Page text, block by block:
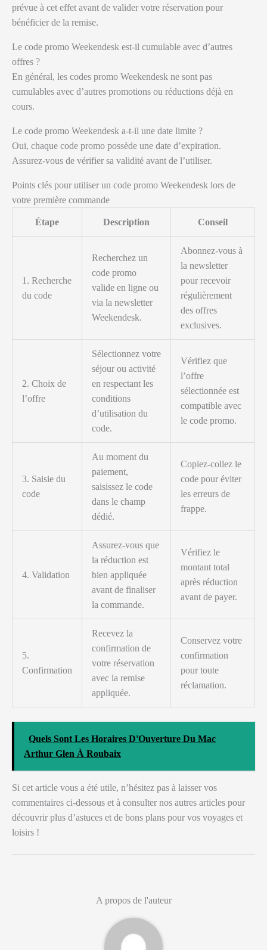
prévue à cet effet avant de valider votre réservation pour
bénéficier de la remise.
Le code promo Weekendesk est-il cumulable avec d’autres
offres ?
En général, les codes promo Weekendesk ne sont pas
cumulables avec d’autres promotions ou réductions déjà en
cours.
Le code promo Weekendesk a-t-il une date limite ?
Oui, chaque code promo possède une date d’expiration.
Assurez-vous de vérifier sa validité avant de l’utiliser.
Points clés pour utiliser un code promo Weekendesk lors de
votre première commande
Étape Description Conseil
1. Recherche
du code
Recherchez un
code promo
valide en ligne ou
via la newsletter
Weekendesk.
Abonnez-vous à
la newsletter
pour recevoir
régulièrement
des offres
exclusives.
2. Choix de
l’offre
Sélectionnez votre
séjour ou activité
en respectant les
conditions
d’utilisation du
code.
Vérifiez que
l’offre
sélectionnée est
compatible avec
le code promo.
3. Saisie du
code
Au moment du
paiement,
saisissez le code
dans le champ
dédié.
Copiez-collez le
code pour éviter
les erreurs de
frappe.
4. Validation
Assurez-vous que
la réduction est
bien appliquée
avant de finaliser
la commande.
Vérifiez le
montant total
après réduction
avant de payer.
5.
Confirmation
Recevez la
confirmation de
votre réservation
avec la remise
appliquée.
Conservez votre
confirmation
pour toute
réclamation.
Quels Sont Les Horaires D'Ouverture Du Mac
Arthur Glen À Roubaix
Si cet article vous a été utile, n’hésitez pas à laisser vos
commentaires ci-dessous et à consulter nos autres articles pour
découvrir plus d’astuces et de bons plans pour vos voyages et
loisirs !
A propos de l'auteur